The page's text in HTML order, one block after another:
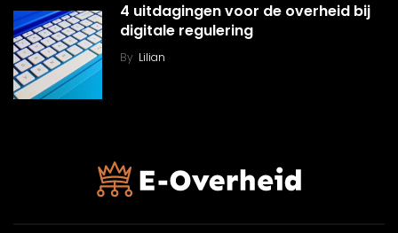
4 uitdagingen voor de overheid bij
digitale regulering
By Lilian